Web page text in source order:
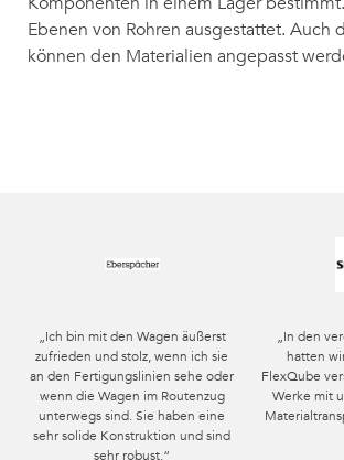
Ebenen von Rohren ausgestattet. Auch
können den Materialien angepasst
„Ich bin mit den Wagen äußerst
zufrieden und stolz, wenn ich sie
an den Fertigungslinien sehe oder
wenn die Wagen im Routenzug
unterwegs sind. Sie haben eine
sehr solide Konstruktion und sind
sehr robust.“
„In den
hatten
FlexQube
Werke mit